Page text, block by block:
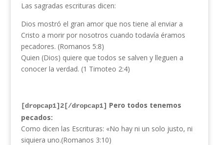
Las sagradas escrituras dicen:
Dios mostró el gran amor que nos tiene al enviar a
Cristo a morir por nosotros cuando todavía éramos
pecadores. (Romanos 5:8)
Quien (Dios) quiere que todos se salven y lleguen a
conocer la verdad. (1 Timoteo 2:4)
[dropcap1]2[/dropcap1] Pero todos tenemos
pecados:
Como dicen las Escrituras: «No hay ni un solo justo, ni
siquiera uno.(Romanos 3:10)